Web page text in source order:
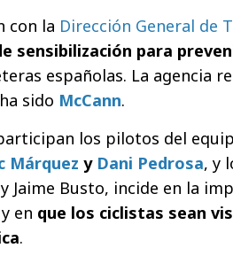
con la Dirección General de
sensibilización para
españolas. La agencia
sido McCann.
los pilotos del
Márquez y Dani Pedrosa, y
Jaime Busto, incide en la
en que los ciclistas sean
.